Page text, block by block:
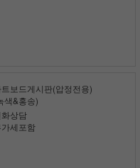
트보드게시판(압정전용)
색&홍송)
화상담
가세포함